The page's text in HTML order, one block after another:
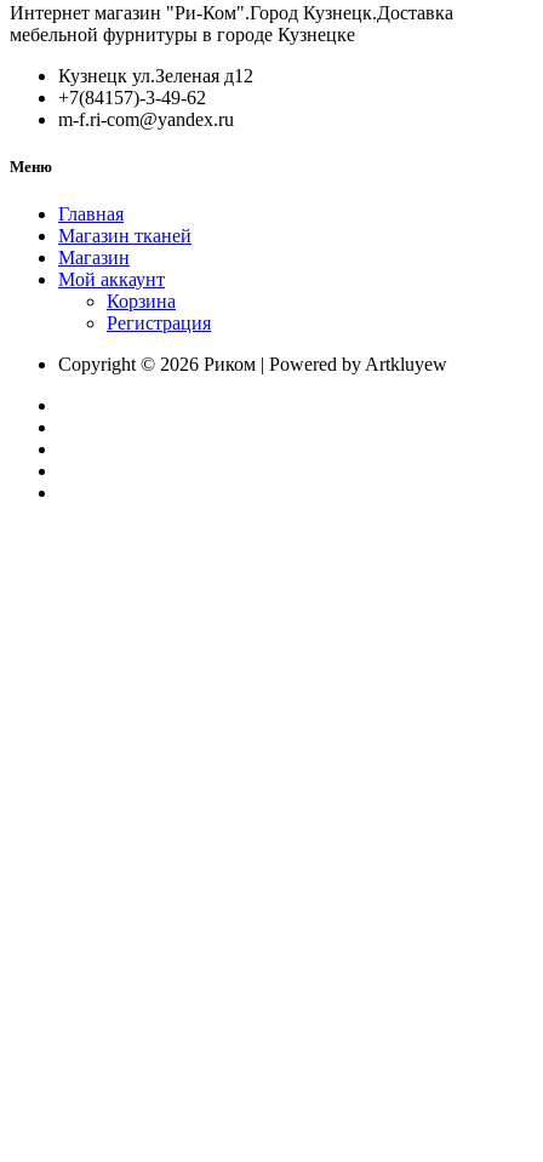
Интернет магазин "Ри-Ком".Город Кузнецк.Доставка
мебельной фурнитуры в городе Кузнецке
Кузнецк ул.Зеленая д12
+7(84157)-3-49-62
m-f.ri-com@yandex.ru
Меню
Главная
Магазин тканей
Магазин
Мой аккаунт
Корзина
Регистрация
Copyright © 2026 Риком | Powered by Artkluyew